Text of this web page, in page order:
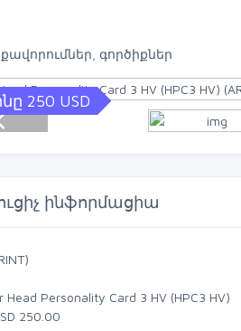
գործիքներ
250 USD
ինֆորմացիա
Head Personality Card 3 HV (HPC3 HV)
250.00